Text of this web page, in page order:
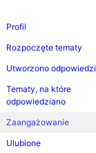
Profil
Rozpoczęte tematy
Utworzono odpowiedzi
Tematy, na które
odpowiedziano
Zaangażowanie
Ulubione